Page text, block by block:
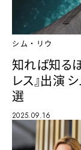
シム・リウ
知れば知る
レス』出演
選
2025.09.16